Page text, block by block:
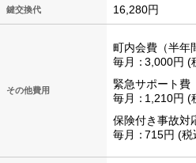
鍵交換代 16,280円
その他費用
町内会費（半年
毎月
3,000円
緊急サポート費
毎月
1,210円
保険付き事故対
毎月
715円 税